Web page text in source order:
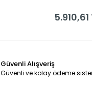
G
5.910,61
Güvenli Alışveriş
Güvenli ve kolay ödeme